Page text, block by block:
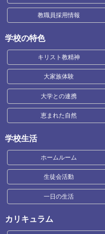
教職員採用情報
学校の特色
キリスト教精神
大家族体験
大学との連携
恵まれた自然
学校生活
ホームルーム
生徒会活動
一日の生活
カリキュラム